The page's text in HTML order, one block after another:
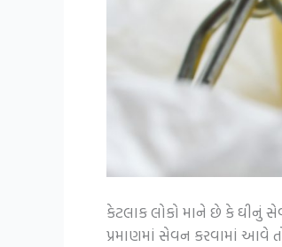
કેટલાક લોકો માને છે કે ઘીનું
પ્રમાણમાં સેવન કરવામાં આવે